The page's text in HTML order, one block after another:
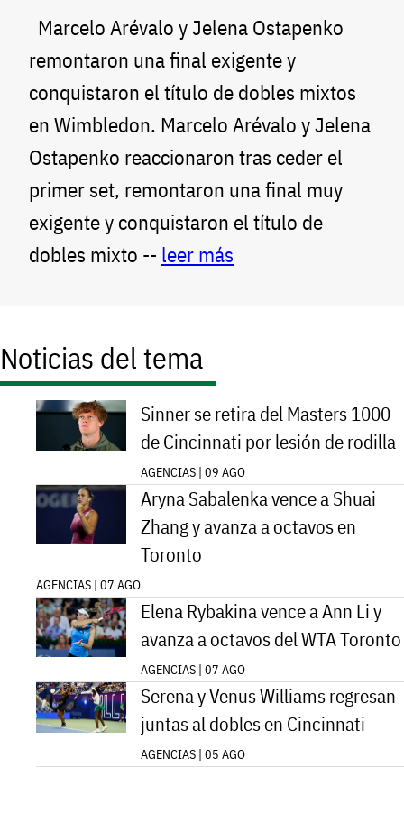
Marcelo Arévalo y Jelena Ostapenko
remontaron una final exigente y
conquistaron el título de dobles mixtos
en Wimbledon. Marcelo Arévalo y Jelena
Ostapenko reaccionaron tras ceder el
primer set, remontaron una final muy
exigente y conquistaron el título de
dobles mixto -- leer más
Noticias del tema
Sinner se retira del Masters 1000
de Cincinnati por lesión de rodilla
AGENCIAS | 09 AGO
Aryna Sabalenka vence a Shuai
Zhang y avanza a octavos en
Toronto
AGENCIAS | 07 AGO
Elena Rybakina vence a Ann Li y
avanza a octavos del WTA Toronto
AGENCIAS | 07 AGO
Serena y Venus Williams regresan
juntas al dobles en Cincinnati
AGENCIAS | 05 AGO